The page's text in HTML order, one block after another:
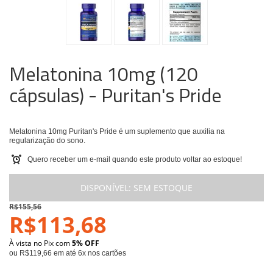
Melatonina 10mg (120
cápsulas) - Puritan's Pride
Melatonina 10mg Puritan's Pride é um suplemento que auxilia na
regularização do sono.
Quero receber um e-mail quando este produto voltar ao estoque!
DISPONÍVEL: SEM ESTOQUE
R$155,56
R$113,68
À vista no Pix com5% OFF
ou R$119,66 em até 6x nos cartões